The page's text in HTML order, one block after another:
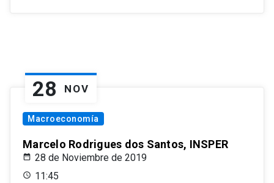
28 NOV
Macroeconomía
Marcelo Rodrigues dos Santos, INSPER
28 de Noviembre de 2019
11:45